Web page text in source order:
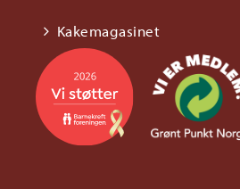
Kakemagasinet